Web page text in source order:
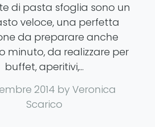
di pasta sfoglia sono un
veloce, una perfetta
da preparare anche
minuto, da realizzare per
buffet, aperitivi,...
2014 by Veronica
Scarico